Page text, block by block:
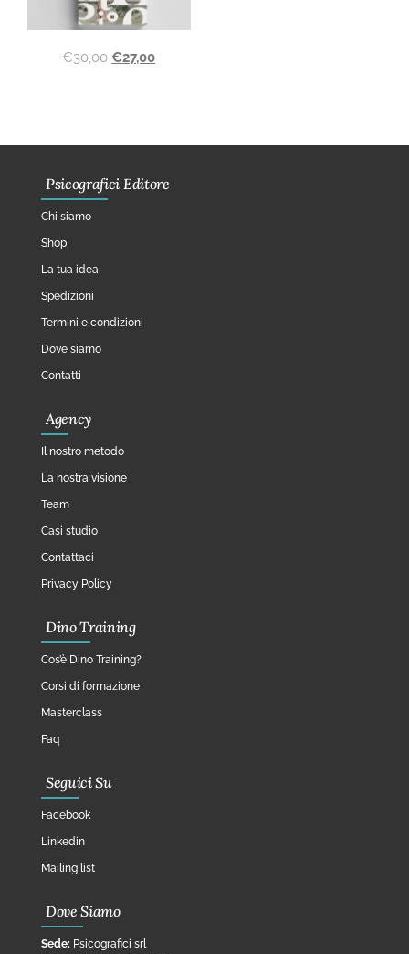
€30,00 €27,00
Psicografici Editore
Chi siamo
Shop
La tua idea
Spedizioni
Termini e condizioni
Dove siamo
Contatti
Agency
Il nostro metodo
La nostra visione
Team
Casi studio
Contattaci
Privacy Policy
Dino Training
Cos’è Dino Training?
Corsi di formazione
Masterclass
Faq
Seguici Su
Facebook
Linkedin
Mailing list
Dove Siamo
Sede: Psicografici srl